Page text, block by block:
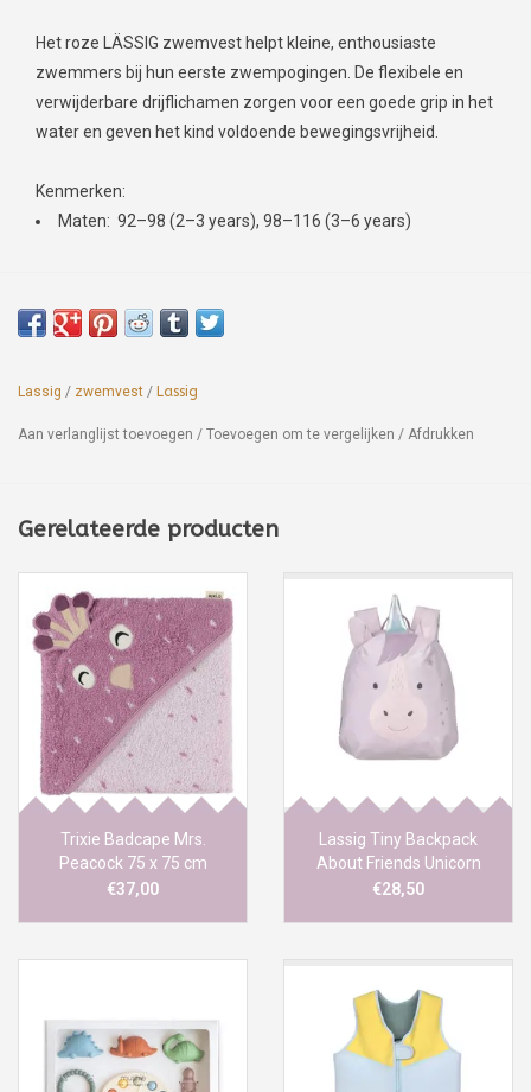
Het roze LÄSSIG zwemvest helpt kleine, enthousiaste
zwemmers bij hun eerste zwempogingen. De flexibele en
verwijderbare drijflichamen zorgen voor een goede grip in het
water en geven het kind voldoende bewegingsvrijheid.
Kenmerken:
Maten: 92–98 (2–3 years), 98–116 (3–6 years)
Lassig / zwemvest / Lassig
Aan verlanglijst toevoegen / Toevoegen om te vergelijken / Afdrukken
Gerelateerde producten
Trixie Badcape Mrs.
Peacock 75 x 75 cm
€37,00
Lassig Tiny Backpack
About Friends Unicorn
€28,50